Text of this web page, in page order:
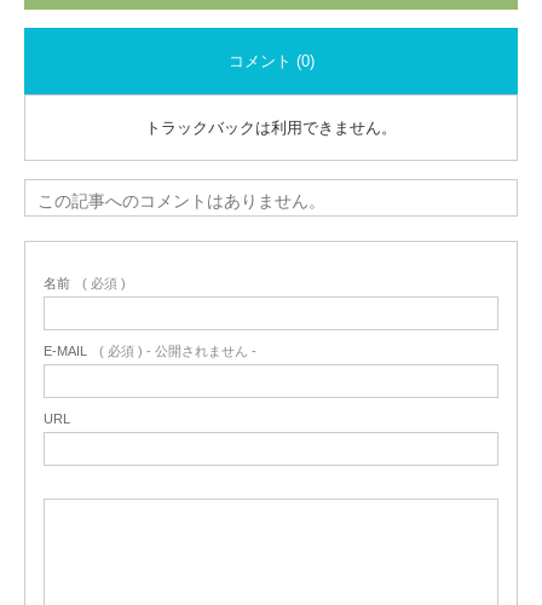
コメント (0)
トラックバックは利用できません。
この記事へのコメントはありません。
名前 ( 必須 )
E-MAIL ( 必須 ) - 公開されません -
URL